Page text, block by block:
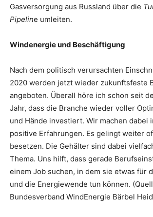
Gasversorgung aus Russland über die
Pipeline umleiten.
Windenergie und Beschäftigung
Nach dem politisch verursachten
2020 werden jetzt wieder zukunftsfeste
angeboten. Überall höre ich schon seit
Jahr, dass die Branche wieder voller
und Hände investiert. Wir machen dabei
positive Erfahrungen. Es gelingt weiter
besetzen. Die Gehälter sind dabei
Thema. Uns hilft, dass gerade
einem Job suchen, in dem sie etwas für
und die Energiewende tun können.
Bundesverband WindEnergie Bärbel